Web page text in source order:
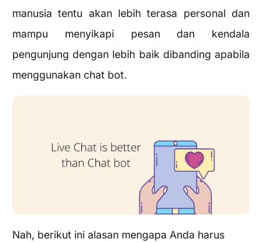
manusia tentu akan lebih terasa personal dan
mampu menyikapi pesan dan kendala
pengunjung dengan lebih baik dibanding apabila
menggunakan chat bot.
Nah, berikut ini alasan mengapa Anda harus